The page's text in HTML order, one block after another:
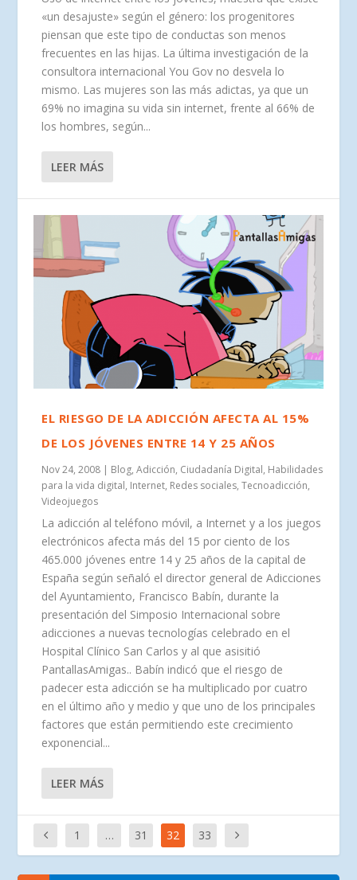
«un desajuste» según el género: los progenitores
piensan que este tipo de conductas son menos
frecuentes en las hijas. La última investigación de la
consultora internacional You Gov no desvela lo
mismo. Las mujeres son las más adictas, ya que un
69% no imagina su vida sin internet, frente al 66% de
los hombres, según...
LEER MÁS
EL RIESGO DE LA ADICCIÓN AFECTA AL 15%
DE LOS JÓVENES ENTRE 14 Y 25 AÑOS
Nov 24, 2008 | Blog,Adicción, Ciudadanía Digital, Habilidades
para la vida digital, Internet, Redes sociales,Tecnoadicción,
Videojuegos
La adicción al teléfono móvil, a Internet y a los juegos
electrónicos afecta más del 15 por ciento de los
465.000 jóvenes entre 14 y 25 años de la capital de
España según señaló el director general de Adicciones
del Ayuntamiento, Francisco Babín, durante la
presentación del Simposio Internacional sobre
adicciones a nuevas tecnologías celebrado en el
Hospital Clínico San Carlos y al que asisitió
PantallasAmigas.. Babín indicó que el riesgo de
padecer esta adicción se ha multiplicado por cuatro
en el último año y medio y que uno de los principales
factores que están permitiendo este crecimiento
exponencial...
LEER MÁS
1 … 31 32 33